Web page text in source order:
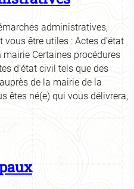
administratives,
être utiles : Actes d’état
Certaines procédures
d’état civil tels que des
de la mairie de la
êtes né(e) qui vous délivrera,